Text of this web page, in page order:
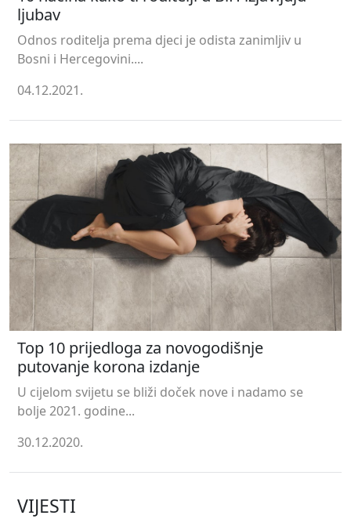
ljubav
Odnos roditelja prema djeci je odista zanimljiv u
Bosni i Hercegovini....
04.12.2021.
Top 10 prijedloga za novogodišnje
putovanje korona izdanje
U cijelom svijetu se bliži doček nove i nadamo se
bolje 2021. godine...
30.12.2020.
VIJESTI